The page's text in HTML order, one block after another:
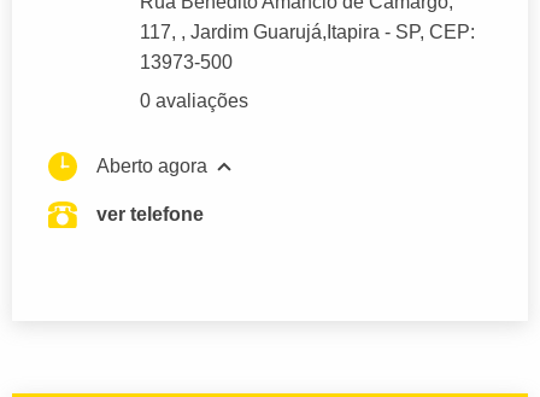
117, , Jardim Guarujá, Itapira - SP, CEP:
13973-500
0 avaliações
Aberto agora
ver telefone